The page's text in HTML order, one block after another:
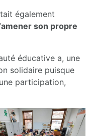
également
amener son propre
éducative a, une
solidaire puisque
participation,